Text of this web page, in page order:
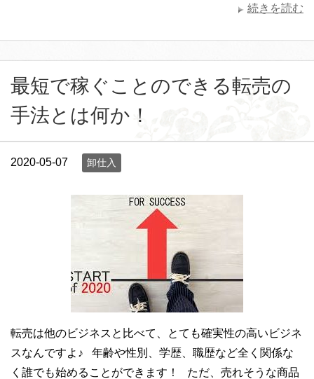
続きを読む
最短で稼ぐことのできる転売の
手法とは何か！
2020-05-07 卸仕入
転売は他のビジネスと比べて、とても確実性の高いビジネ
スなんですよ♪ 年齢や性別、学歴、職歴など全く関係な
く誰でも始めることができます！ ただ、売れそうな商品